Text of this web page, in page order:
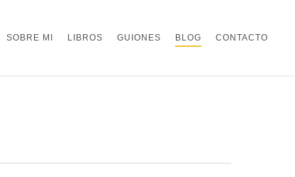
SOBRE MI LIBROS GUIONES BLOG CONTACTO